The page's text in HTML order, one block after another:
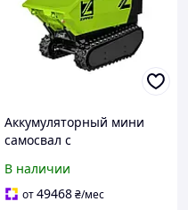
Аккумуляторный мини
самосвал с
управлением ZIPPER ZI-
ED400
В наличии
от49468₴/мес